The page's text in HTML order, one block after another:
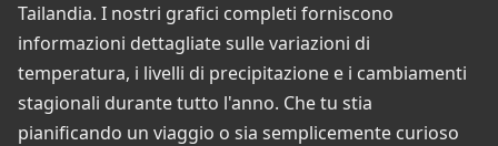
Tailandia. I nostri grafici completi forniscono
informazioni dettagliate sulle variazioni di
temperatura, i livelli di precipitazione e i cambiamenti
stagionali durante tutto l'anno. Che tu stia
pianificando un viaggio o sia semplicemente curioso